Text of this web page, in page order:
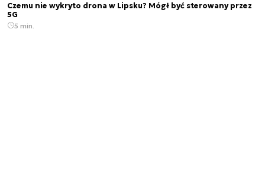
Czemu nie wykryto drona w Lipsku? Mógł być sterowany przez
5G
5 min.